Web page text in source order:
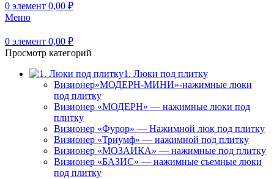
0 элемент 0,00 ₽
Меню
0 элемент 0,00 ₽
Просмотр категорий
1. Люки под плитку
Визионер»МОДЕРН-МИНИ»-нажимные люки
под плитку
Визионер «МОДЕРН» — нажимные люки под
плитку
Визионер «Фурор» — Нажимной люк под плитку
Визионер «Триумф» — нажимной под плитку
Визионер «МОЗАИКА» — нажимные под плитку
Визионер «БАЗИС» — нажимные съемные люки
под плитку